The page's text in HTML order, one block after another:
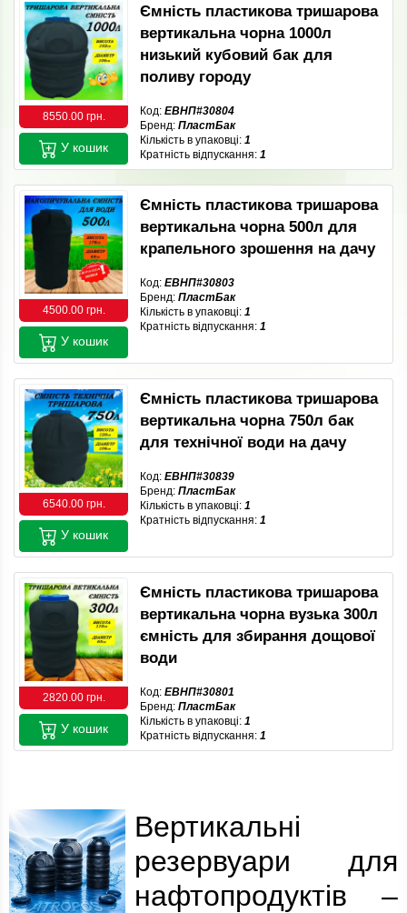
8550.00 грн.
Ємність пластикова тришарова
вертикальна чорна 1000л
низький кубовий бак для
поливу городу
Код: ЕВНП#30804
Бренд: ПластБак
Кількість в упаковці: 1
Кратність відпускання: 1
У кошик
4500.00 грн.
Ємність пластикова тришарова
вертикальна чорна 500л для
крапельного зрошення на дачу
Код: ЕВНП#30803
Бренд: ПластБак
Кількість в упаковці: 1
Кратність відпускання: 1
У кошик
6540.00 грн.
Ємність пластикова тришарова
вертикальна чорна 750л бак
для технічної води на дачу
Код: ЕВНП#30839
Бренд: ПластБак
Кількість в упаковці: 1
Кратність відпускання: 1
У кошик
2820.00 грн.
Ємність пластикова тришарова
вертикальна чорна вузька 300л
ємність для збирання дощової
води
Код: ЕВНП#30801
Бренд: ПластБак
Кількість в упаковці: 1
Кратність відпускання: 1
У кошик
Вертикальні
резервуари для
нафтопродуктів –